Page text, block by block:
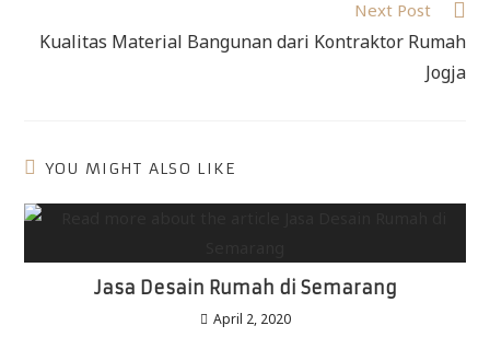
Next Post
Kualitas Material Bangunan dari Kontraktor Rumah
Jogja
YOU MIGHT ALSO LIKE
Jasa Desain Rumah di Semarang
April 2, 2020